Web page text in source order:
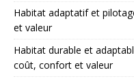
Habitat adaptatif et
et valeur
Habitat durable et
coût, confort et valeur